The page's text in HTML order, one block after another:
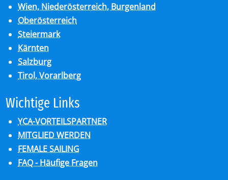
Wien, Niederösterreich, Burgenland
Oberösterreich
Steiermark
Kärnten
Salzburg
Tirol, Vorarlberg
Wich­ti­ge Links
YCA-VORTEILSPARTNER
MITGLIED WERDEN
FEMALE SAILING
FAQ - Häufige Fragen